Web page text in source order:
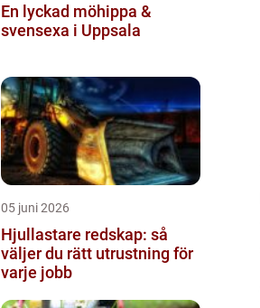
En lyckad möhippa &
svensexa i Uppsala
05 juni 2026
Hjullastare redskap: så
väljer du rätt utrustning för
varje jobb